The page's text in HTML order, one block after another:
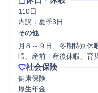
110日
内訳：夏季3日
その他
月８～９日、冬期特別休
暇、産前・産後休暇、育
社会保険
健康保険
厚生年金